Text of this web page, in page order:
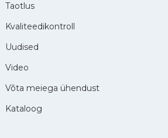
Taotlus
Kvaliteedikontroll
Uudised
Video
Võta meiega ühendust
Kataloog